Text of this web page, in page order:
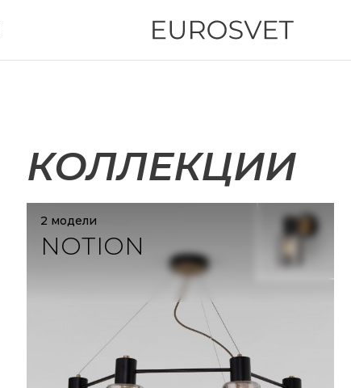
КОЛЛЕКЦИИ
2 модели
NOTION